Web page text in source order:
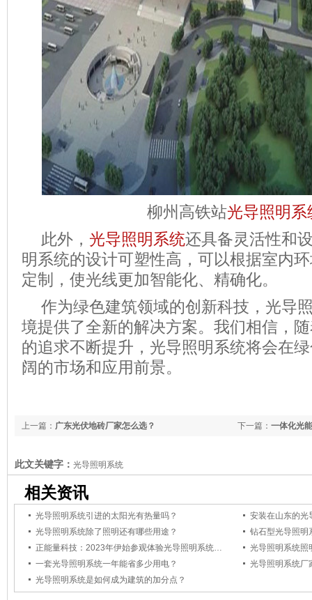
柳州高铁站光导照明系
此外， 光导照明系统还具备灵活性和
明系统的设计可塑性高，可以根据室内
定制，使光线更加智能化、精确化。
作为绿色建筑领域的创新科技，光导
境提供了全新的解决方案。我们相信，
的追求不断提升，光导照明系统将会在
阔的市场和应用前景。
下一篇： 一体化光
上一篇： 广东光伏地砖厂家怎么选？
此文关键字： 光导照明系统
相关资讯
光导照明系统引进的太阳光有热量吗？
安装在山东的光
光导照明系统除了照明还有哪些用途？
钻石型光导照明
正能量科技：2023年伊始参观体验光导照明系统的客户络绎不绝
一套光导照明系统一年能省多少用电？
光导照明系统厂
光导照明系统是如何成为建筑的加分点？